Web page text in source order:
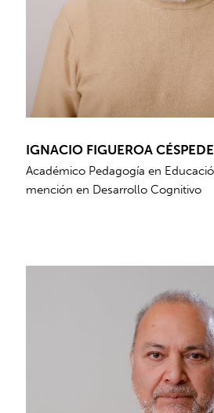
IGNACIO FIGUEROA
Académico Pedagogía en
mención en Desarrollo Cognitivo